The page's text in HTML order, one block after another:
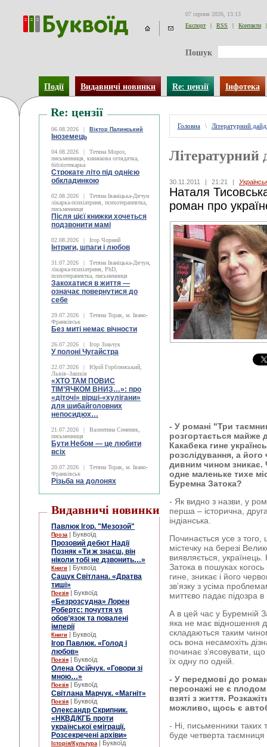
07 серпня 2026, 13:13
Експорт
| RSS | Контакти |
Пошук
Події Видавничі новинки Re: цензії Інфотека
Re: цензії
06.08.2026 | Віктор Палинський
Іноземець
04.08.2026 |
Тетяна Мороз,
письменниця, книжкова оглядачка,
бібліотекарка
Строкате літо під однією
обкладинкою
02.08.2026 |
Тетяна Іваніцька-Дячун
лікарка-психіатриня, психотерапевтка,
письменниця
Після цієї книжки хочеться
подзвонити мамі
02.08.2026 | Ігор Чорний
Інтриги, шпаги і любов
31.07.2026 |
Тетяна Іваніцька-Дячун,
лікарка-психіатриня, PhD,
психотерапевтка, письменниця
Закохатися в життя —
означає повернутися до
себе
29.07.2026 |
Тетяна Торак, м. Івано-
Франківськ
Без миті немає вічности
26.07.2026 | Ігор Зіньчук
У полоні Чугайстра
22.07.2026 |
Юрій Горблянський,
Львів–Зашків
«ХТО ТАМ ПОВИС
ТІМ’ЯЧКОМ ВНИЗ…»: про
«діточі» вірші-«хулігани»
для шибайголовних
непосидюх…
21.07.2026 |
Валентина Семеняк,
письменниця
Бути Небом ― це любити
всіх
20.07.2026 |
Тетяна Торак, м. Івано-
Франківськ
Різьба на долонях
Видавничі новинки
Павлюк Ігор. "Мезозой"
Проза | Буквоїд
Прозовий дебют Надії
Позняк «Ти ж знаєш, він
ніколи тобі не дзвонить…»
Книги | Буквоїд
Сащук Світлана. «Дратва
тиші»
Поезія | Буквоїд
«Безрозсудна» Лорен
Робертс: почуття vs
обов’язок та повалені
імперії
Книги | Буквоїд
Ігор Павлюк. «Голод і
любов»
Поезія | Буквоїд
Олена Осійчук. «Говори зі
мною…»
Поезія | Буквоїд
Світлана Марчук. «Магніт»
Поезія | Буквоїд
Олександр Скрипник.
«НКВД/КГБ проти
української еміграції.
Розсекречені архіви»
Історія/Культура | Буквоїд
Головна \ Літературний
Літературний
30.11.2011 | 21:21 |
Наталя
роман про
- У романі "Три
розгортається майже
Какабека гине
розслідування, а
дивним чином зникає.
одне маленьке тихе
Буремна Затока?
- Як видно з назви, у
перша – історична,
індіанська.
Починається усе з
містечку на березі
виявляється,
Затока в пошуках когось
гине, зникає і його
зв’язку з усіма
миттєво падає підозра
А в цей час у Буремній
яка не має відношення
складаються таким
ось вона несамохіть
починає з’ясовувати, що
їх одну по одній.
- У передмові до
персонажі не є
взяті з життя.
можливо, щось є
- Ні, письменники
буде четверта таємниця